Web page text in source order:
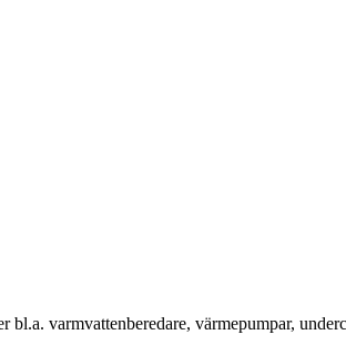
varmvattenberedare, värmepumpar,